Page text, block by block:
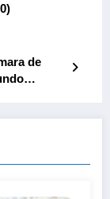
de